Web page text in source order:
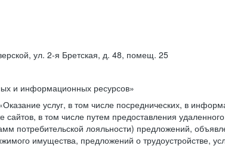
ул. 2-я Бретская, д. 48, помещ. 25
и информационных ресурсов»
услуг, в том числе посреднических, в
в том числе путем предоставления
потребительской лояльности) предложений,
имущества, предложений о трудоустройстве,